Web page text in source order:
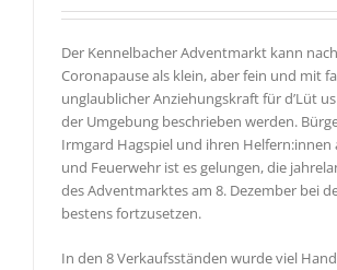
Der Kennelbacher Adventmarkt kann
Coronapause als klein, aber fein und mit
unglaublicher Anziehungskraft für d’Lüt
der Umgebung beschrieben werden.
Irmgard Hagspiel und ihren Helfern:innen
und Feuerwehr ist es gelungen, die
des Adventmarktes am 8. Dezember bei
bestens fortzusetzen.
In den 8 Verkaufsständen wurde viel